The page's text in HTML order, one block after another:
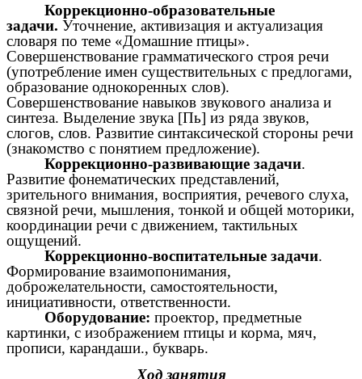
Коррекционно-образовательные
задачи. Уточнение, активизация и актуализация
словаря по теме «Домашние птицы».
Совершенствование грамматического строя речи
(употребление имен существительных с предлогами,
образование однокоренных слов).
Совершенствование навыков звукового анализа и
синтеза. Выделение звука [Пь] из ряда звуков,
слогов, слов. Развитие синтаксической стороны речи
(знакомство с понятием предложение).
Коррекционно-развивающие задачи.
Развитие фонематических представлений,
зрительного внимания, восприятия, речевого слуха,
связной речи, мышления, тонкой и общей моторики,
координации речи с движением, тактильных
ощущений.
Коррекционно-воспитательные задачи.
Формирование взаимопонимания,
доброжелательности, самостоятельности,
инициативности, ответственности.
Оборудование:проектор, предметные
картинки, с изображением птицы и корма, мяч,
прописи, карандаши., букварь.
Ход занятия